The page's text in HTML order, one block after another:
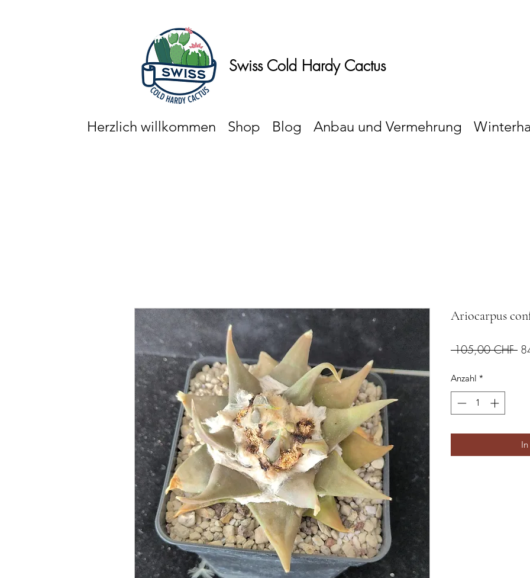
Swiss Cold Hardy Cactus
Herzlich willkommen Shop Blog Anbau und Vermehrung
Ariocarpus
105,00 CHF
Anzahl *